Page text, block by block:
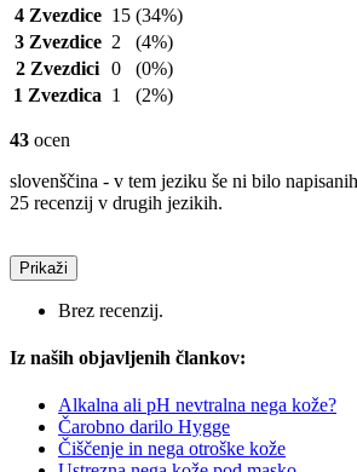
4 Zvezdice 15 (34%)
3 Zvezdice 2
(4%)
2 Zvezdici 0
(0%)
1 Zvezdica 1 (2%)
43 ocen
slovenščina - v tem jeziku še ni bilo
25 recenzij v drugih jezikih.
Prikaži
Brez recenzij.
Iz naših objavljenih člankov:
Alkalna ali pH nevtralna nega kože?
Čarobno darilo Hygge
Čiščenje in nega otroške kože